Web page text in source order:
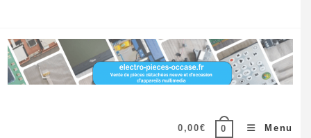
content
0,00€ 0 Menu